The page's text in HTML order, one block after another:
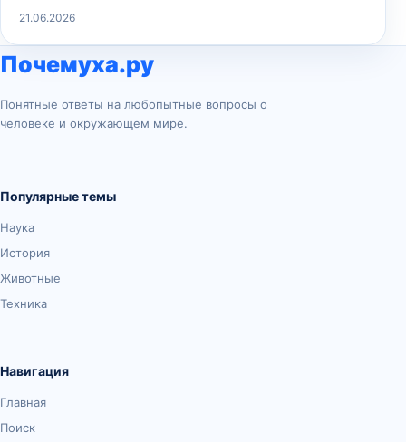
21.06.2026
Почемуха.ру
Понятные ответы на любопытные вопросы о
человеке и окружающем мире.
Популярные темы
Наука
История
Животные
Техника
Навигация
Главная
Поиск